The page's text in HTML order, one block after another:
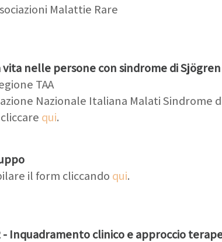
Malattie Rare
nelle persone con sindrome di
TAA
Nazionale Italiana Malati Sindrome
qui.
il form cliccando qui.
- Inquadramento clinico e approccio